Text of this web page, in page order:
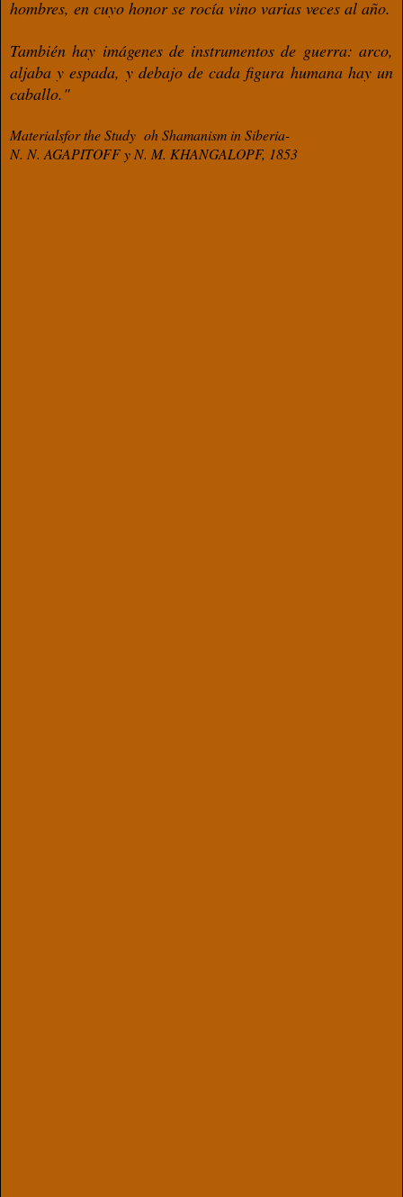
hombres, en cuyo honor se rocía vino varias veces al año.
También hay imágenes de instrumentosde guerra: arco,
aljaba y espada, y debajo de cada ﬁgura humana hay un
caballo."
Materialsfor the Study oh Shamanism in Siberia-
N. N. AGAPITOFFy N. M. KHANGALOPF, 1853